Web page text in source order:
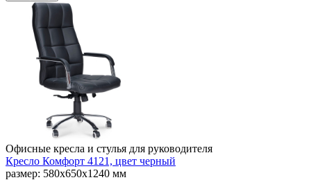
Офисные кресла и стулья для руководителя
Кресло Комфорт 4121, цвет черный
размер: 580х650х1240 мм